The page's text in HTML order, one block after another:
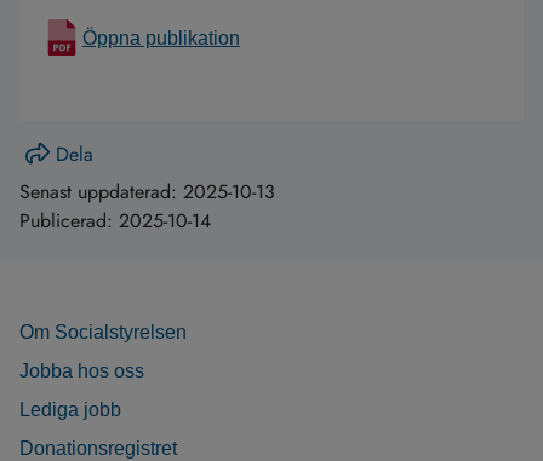
Öppna publikation
Dela
Senast uppdaterad: 2025-10-13
Publicerad: 2025-10-14
Om Socialstyrelsen
Jobba hos oss
Lediga jobb
Donationsregistret